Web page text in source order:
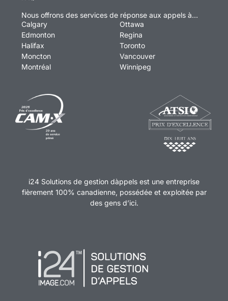
Nous offrons des services de réponse aux appels à…
Calgary
Edmonton
Halifax
Moncton
Montréal
Ottawa
Regina
Toronto
Vancouver
Winnipeg
i24 Solutions de gestion dàppels est une entreprise
fièrement 100% canadienne, possédée et exploitée par
des gens d’ici.